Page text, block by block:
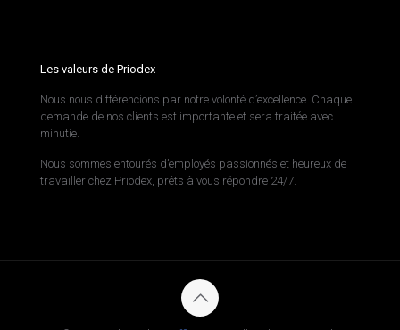
Les valeurs de Priodex
Nous nous différencions par notre volonté d’excellence. Chaque
demande de nos clients est importante et sera traitée avec
minutie.
Nous sommes entourés d’employés passionnés et heureux de
travailler chez Priodex, prêts à vous répondre 24/7.